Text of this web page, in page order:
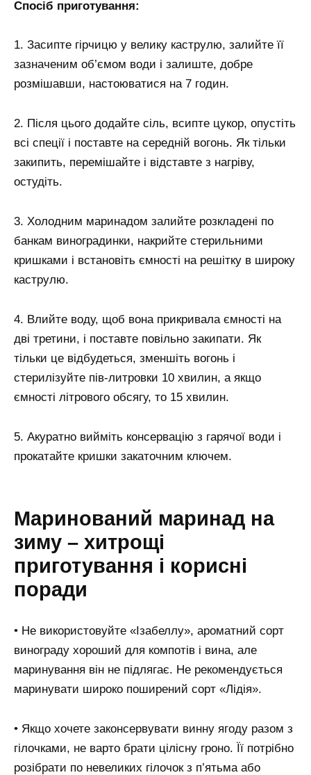
Спосіб приготування:
1. Засипте гірчицю у велику каструлю, залийте її
зазначеним об’ємом води і залиште, добре
розмішавши, настоюватися на 7 годин.
2. Після цього додайте сіль, всипте цукор, опустіть
всі спеції і поставте на середній вогонь. Як тільки
закипить, перемішайте і відставте з нагріву,
остудіть.
3. Холодним маринадом залийте розкладені по
банкам виноградинки, накрийте стерильними
кришками і встановіть ємності на решітку в широку
каструлю.
4. Влийте воду, щоб вона прикривала ємності на
дві третини, і поставте повільно закипати. Як
тільки це відбудеться, зменшіть вогонь і
стерилізуйте пів-литровки 10 хвилин, а якщо
ємності літрового обсягу, то 15 хвилин.
5. Акуратно вийміть консервацію з гарячої води і
прокатайте кришки закаточним ключем.
Маринований маринад на
зиму – хитрощі
приготування і корисні
поради
• Не використовуйте «Ізабеллу», ароматний сорт
винограду хороший для компотів і вина, але
маринування він не підлягає. Не рекомендується
маринувати широко поширений сорт «Лідія».
• Якщо хочете законсервувати винну ягоду разом з
гілочками, не варто брати цілісну гроно. Її потрібно
розібрати по невеликих гілочок з п’ятьма або